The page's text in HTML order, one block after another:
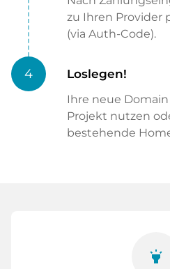
zu Ihren Provider
(via Auth-Code).
4 Loslegen!
Ihre neue
Projekt nutzen
bestehende
highlight